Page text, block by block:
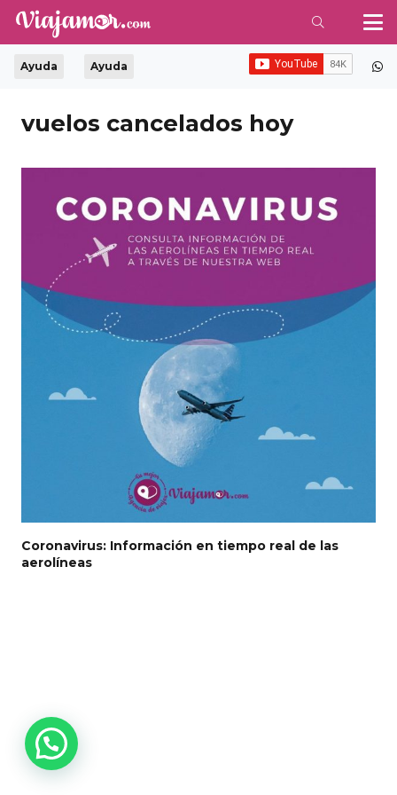
Ayuda Ayuda
vuelos cancelados hoy
Coronavirus: Información en tiempo real de las
aerolíneas